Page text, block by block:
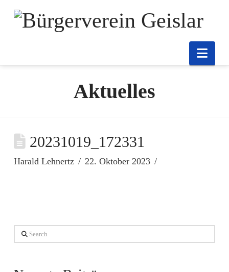
Aktuelles
20231019_172331
Harald Lehnertz 22. Oktober 2023
Search